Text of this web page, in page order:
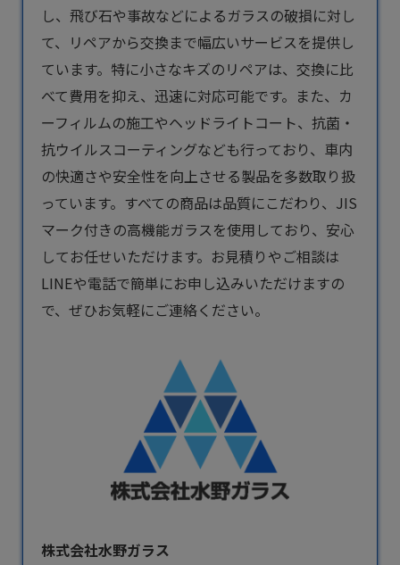
し、飛び石や事故などによるガラスの破損に対し
て、リペアから交換まで幅広いサービスを提供し
ています。特に小さなキズのリペアは、交換に比
べて費用を抑え、迅速に対応可能です。また、カ
ーフィルムの施工やヘッドライトコート、抗菌・
抗ウイルスコーティングなども行っており、車内
の快適さや安全性を向上させる製品を多数取り扱
っています。すべての商品は品質にこだわり、JIS
マーク付きの高機能ガラスを使用しており、安心
してお任せいただけます。お見積りやご相談は
LINEや電話で簡単にお申し込みいただけますの
で、ぜひお気軽にご連絡ください。
株式会社水野ガラス